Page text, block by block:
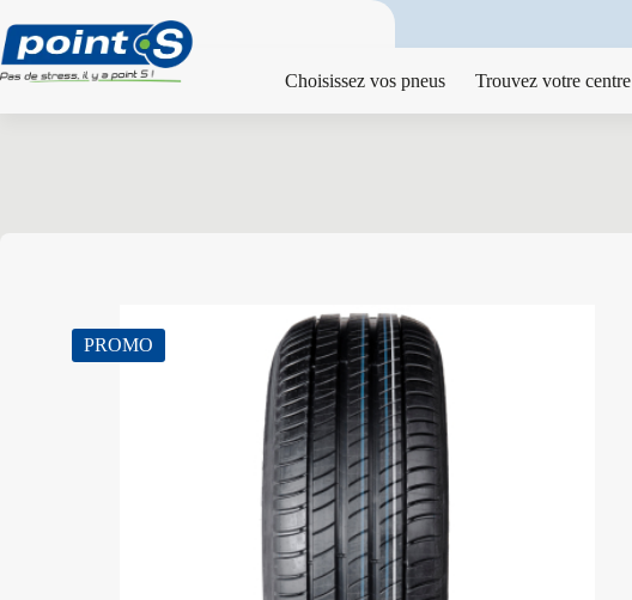
au
contenu
Choisissez vos pneus Trouvez votre centre
PROMO